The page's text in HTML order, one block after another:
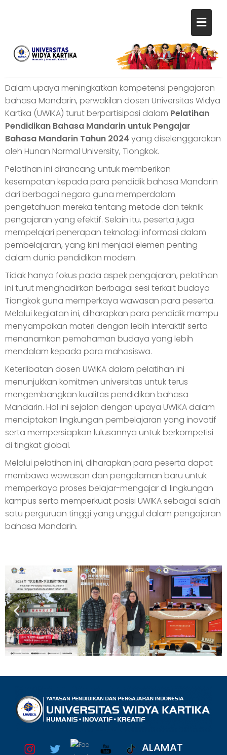
Dalam upaya meningkatkan kompetensi pengajaran
bahasa Mandarin, perwakilan dosen Universitas Widya
Kartika (UWIKA) turut berpartisipasi dalam Pelatihan
Pendidikan Bahasa Mandarin untuk Pengajar
Bahasa Mandarin Tahun 2024 yang diselenggarakan
oleh Hunan Normal University, Tiongkok.
Pelatihan ini dirancang untuk memberikan
kesempatan kepada para pendidik bahasa Mandarin
dari berbagai negara guna memperdalam
pengetahuan mereka tentang metode dan teknik
pengajaran yang efektif. Selain itu, peserta juga
mempelajari penerapan teknologi informasi dalam
pembelajaran, yang kini menjadi elemen penting
dalam dunia pendidikan modern.
Tidak hanya fokus pada aspek pengajaran, pelatihan
ini turut menghadirkan berbagai sesi terkait budaya
Tiongkok guna memperkaya wawasan para peserta.
Melalui kegiatan ini, diharapkan para pendidik mampu
menyampaikan materi dengan lebih interaktif serta
menanamkan pemahaman budaya yang lebih
mendalam kepada para mahasiswa.
Keterlibatan dosen UWIKA dalam pelatihan ini
menunjukkan komitmen universitas untuk terus
mengembangkan kualitas pendidikan bahasa
Mandarin. Hal ini sejalan dengan upaya UWIKA dalam
menciptakan lingkungan pembelajaran yang inovatif
serta mempersiapkan lulusannya untuk berkompetisi
di tingkat global.
Melalui pelatihan ini, diharapkan para peserta dapat
membawa wawasan dan pengalaman baru untuk
memperkaya proses belajar-mengajar di lingkungan
kampus serta memperkuat posisi UWIKA sebagai salah
satu perguruan tinggi yang unggul dalam pengajaran
bahasa Mandarin.
ALAMAT